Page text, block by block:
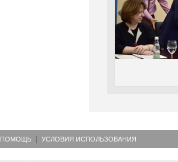
ПОМОЩЬ УСЛОВИЯ ИСПОЛЬЗОВАНИЯ